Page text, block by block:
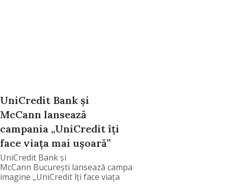
UniCredit Bank și
McCann lansează
campania „UniCredit îți
face viața mai ușoară”
UniCredit Bank și
McCann București lansează campania de
imagine „UniCredit îți face viața